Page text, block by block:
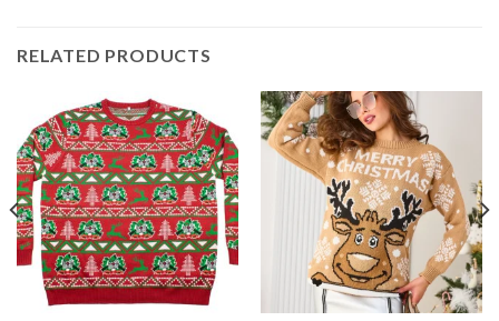
RELATED PRODUCTS